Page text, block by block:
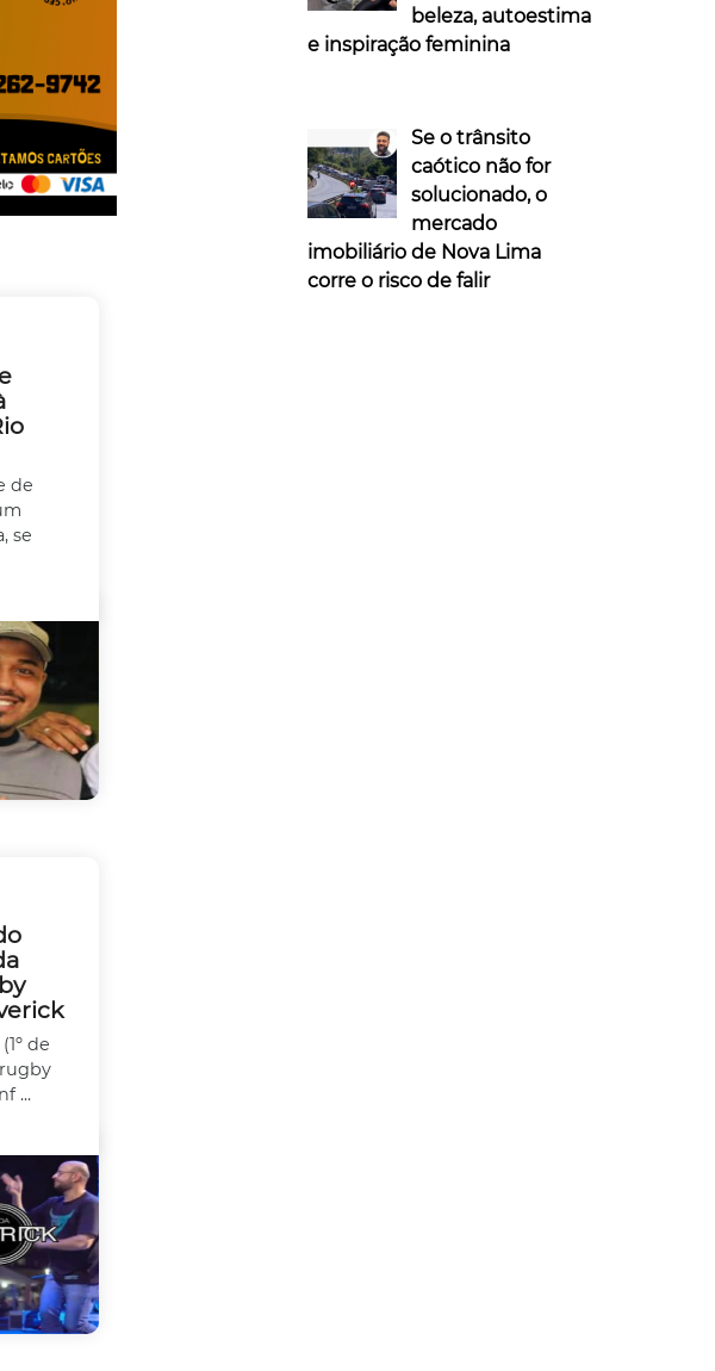
de
se
de
...
beleza, autoestima
e inspiração feminina
Se o trânsito
caótico não for
solucionado, o
mercado
imobiliário de Nova Lima
corre o risco de falir